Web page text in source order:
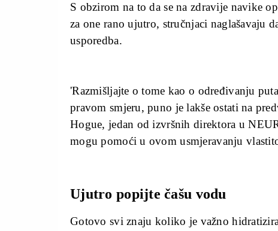
S obzirom na to da se na zdravije navike
za one rano ujutro, stručnjaci naglašavaju
usporedba.
'Razmišljajte o tome kao o određivanju
pravom smjeru, puno je lakše ostati na
Hogue, jedan od izvršnih direktora u
mogu pomoći u ovom usmjeravanju
Ujutro popijte čašu vodu
Gotovo svi znaju koliko je važno